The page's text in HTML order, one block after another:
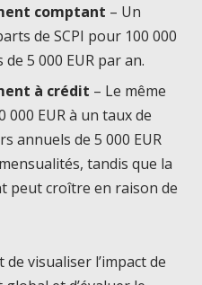
comptant – Un
de SCPI pour 100 000
5 000 EUR par an.
à crédit – Le même
EUR à un taux de
annuels de 5 000 EUR
tandis que la
peut croître en raison de
visualiser l’impact de